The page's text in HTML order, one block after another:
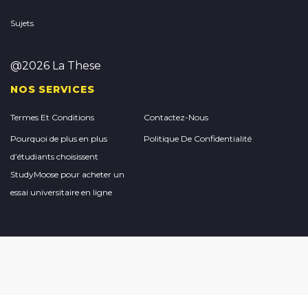
Sujets
@2026 La These
NOS SERVICES
Termes Et Conditions Contactez-Nous
Pourquoi de plus en plus
d’étudiants choisissent
StudyMoose pour acheter un
essai universitaire en ligne
Politique De Confidentialité